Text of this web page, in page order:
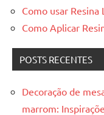
Como usar Resina
Como Aplicar
POSTS RECENTES
Decoração de
marrom: